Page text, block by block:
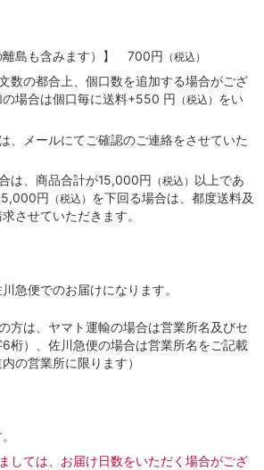
離島も含みます）】 700円 （税込）
数の都合上、個口数を追加する場合がござ
場合は個口毎に送料+550 円 （税込） をい
、メールにてご確認のご連絡をさせていた
は、商品合計が15,000円
（税込）
以上であ
円
（税込） を下回る場合は、都度送料及
させていただきます。
急便でのお届けになります。
方は、ヤマト運輸の場合は営業所名及びセ
桁）、佐川急便の場合は営業所名をご記載
の営業所に限ります）
しては、お届け日数をいただく場合がござ